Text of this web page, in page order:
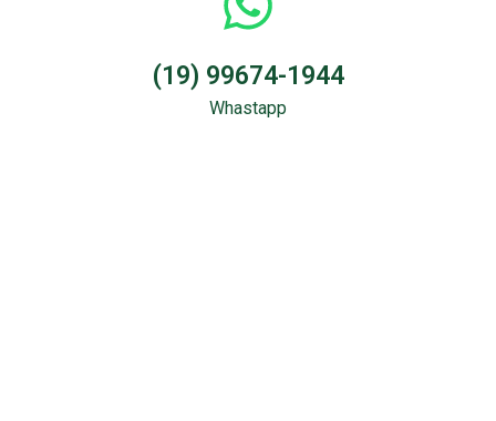
(19) 99674-1944
Whastapp